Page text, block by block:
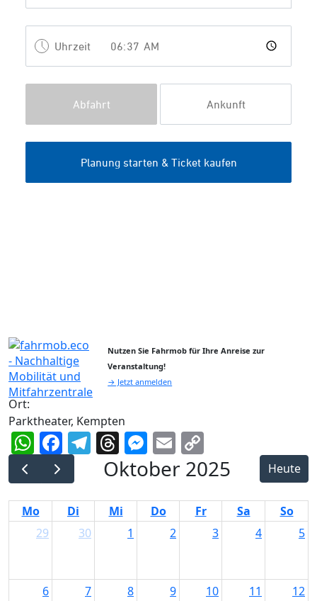
Nutzen Sie Fahrmob für Ihre Anreise zur
Veranstaltung!
→ Jetzt anmelden
Ort:
Parktheater, Kempten
WhatsApp
Facebook
Telegram
Threads
Messenger
Email
Link
Oktober 2025 Heute
Mo Di Mi Do Fr Sa
So
29
30 1 2 3 4 5
6 7 8 9 10 11 12